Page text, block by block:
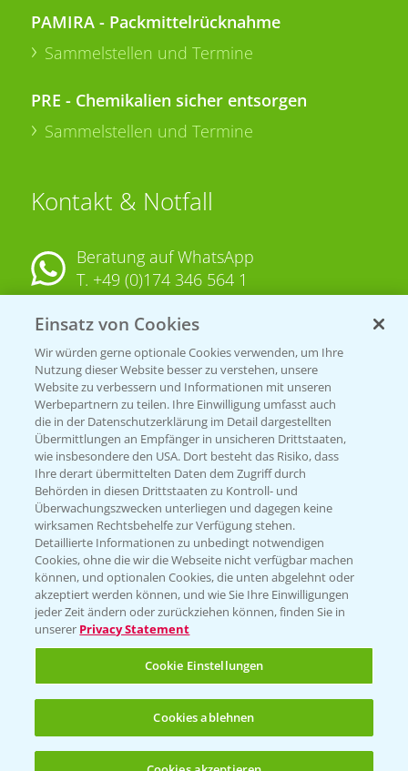
PAMIRA - Packmittelrücknahme
Sammelstellen und Termine
PRE - Chemikalien sicher entsorgen
Sammelstellen und Termine
Kontakt & Notfall
Beratung auf WhatsApp
T. +49 (0)174 346 564 1
KONTAKT
Hilfe in Notfällen
T.+49 (0)214/30-20220
Folgen Sie uns
Allgemeine Nutzungsbedingungen
Datenschutzerklärung
Impressum
Gebrauchshinweise
Einsatz von Cookies
Wir würden gerne optionale Cookies verwenden, um Ihre
Nutzung dieser Website besser zu verstehen, unsere
Website zu verbessern und Informationen mit unseren
Werbepartnern zu teilen. Ihre Einwilligung umfasst auch
die in der Datenschutzerklärung im Detail dargestellten
Übermittlungen an Empfänger in unsicheren Drittstaaten,
wie insbesondere den USA. Dort besteht das Risiko, dass
Ihre derart übermittelten Daten dem Zugriff durch
Behörden in diesen Drittstaaten zu Kontroll- und
Überwachungszwecken unterliegen und dagegen keine
wirksamen Rechtsbehelfe zur Verfügung stehen.
Detaillierte Informationen zu unbedingt notwendigen
Cookies, ohne die wir die Webseite nicht verfügbar machen
können, und optionalen Cookies, die unten abgelehnt oder
akzeptiert werden können, und wie Sie Ihre Einwilligungen
jeder Zeit ändern oder zurückziehen können, finden Sie in
unserer Privacy Statement
Cookie Einstellungen
Cookies ablehnen